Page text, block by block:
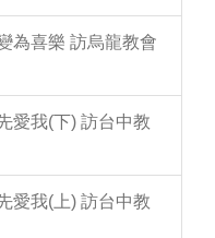
為喜樂 訪烏龍教會
愛我(下) 訪台中教
愛我(上) 訪台中教